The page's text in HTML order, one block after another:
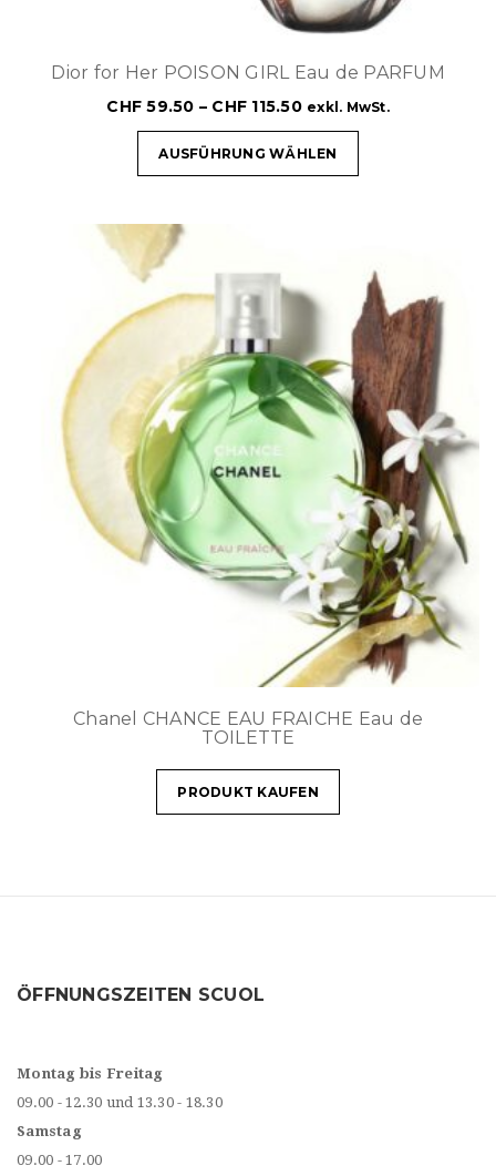
Dior for Her POISON GIRL Eau de PARFUM
CHF 59.50 – CHF 115.50 exkl. MwSt.
AUSFÜHRUNG WÄHLEN
Chanel CHANCE EAU FRAICHE Eau de
TOILETTE
PRODUKT KAUFEN
ÖFFNUNGSZEITEN SCUOL
Montag bis Freitag
09.00 - 12.30 und 13.30 - 18.30
Samstag
09.00 - 17.00